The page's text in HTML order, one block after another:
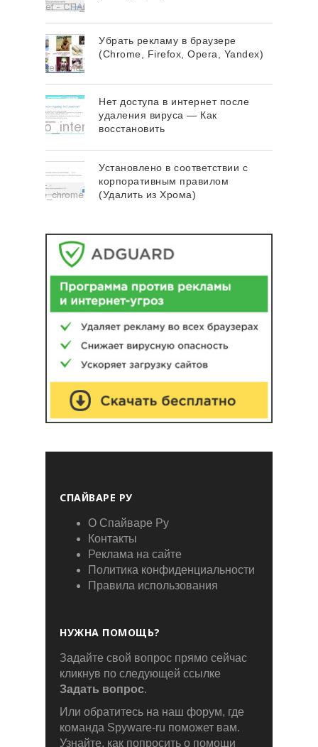
Убрать рекламу в браузере
(Chrome, Firefox, Opera, Yandex)
Нет доступа в интернет после
удаления вируса — Как
восстановить
Установлено в соответствии с
корпоративным правилом
(Удалить из Хрома)
СПАЙВАРЕ РУ
О Спайваре Ру
Контакты
Реклама на сайте
Политика конфиденциальности
Правила использования
НУЖНА ПОМОЩЬ?
Задайте свой вопрос прямо сейчас
кликнув по следующей ссылке
Задать вопрос.
Или обратитесь на наш форум, где
команда Spyware-ru поможет вам.
Узнайте, как попросить о помощи